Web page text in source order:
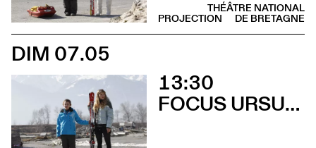
THÉÂTRE NATIONAL
DE BRETAGNE
PROJECTION
DIM 07.05
13:30
FOCUS URSULA MEIER